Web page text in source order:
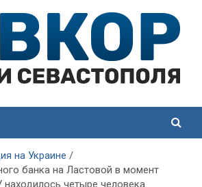
на Украине
банка на Ластовой в момент
четыре человека